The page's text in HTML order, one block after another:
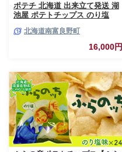
ポテチ 北海道 出来立て発送 湖
池屋 ポテトチップス のり塩
じゃがいも スナック スナック
菓子 ポテトチップ チップス ポ
テト 芋 菓子 お菓子 おやつ 大
ヤ 富良野
北海道南富良野町
16,000円